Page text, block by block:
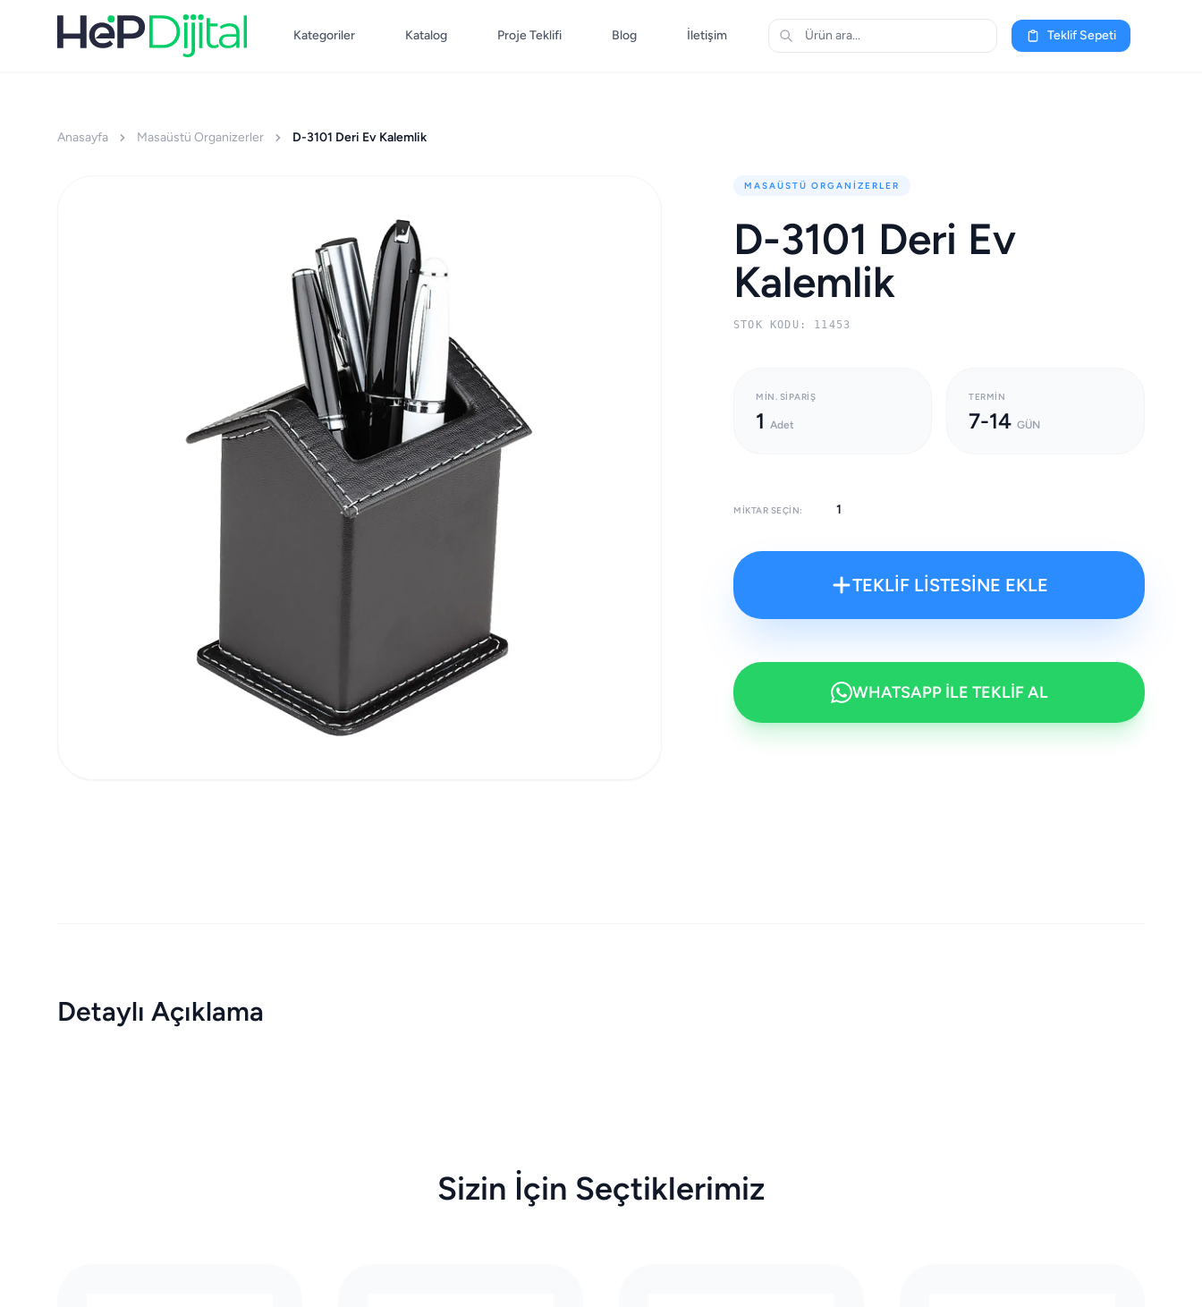
Kategoriler Katalog Proje Teklifi Blog İletişim Teklif Sepeti
Anasayfa Masaüstü Organizerler D-3101 Deri Ev Kalemlik
MASAÜSTÜ ORGANIZERLER
D-3101 Deri Ev
Kalemlik
STOK KODU: 11453
MIN. SIPARIŞ
1 Adet
TERMIN
7-14 GÜN
MIKTAR SEÇIN:
TEKLİF LİSTESİNE EKLE
WHATSAPP İLE TEKLİF AL
Detaylı Açıklama
Sizin İçin Seçtiklerimiz